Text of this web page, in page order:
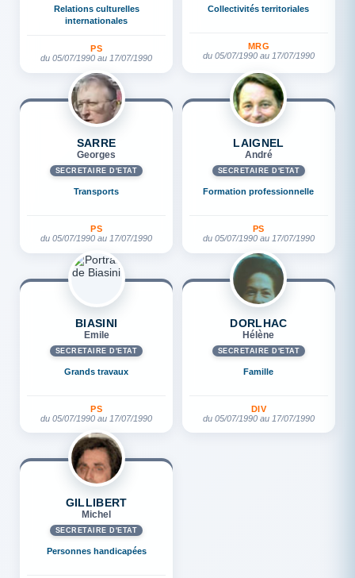
Relations culturelles
internationales
PS
du 05/07/1990 au 17/07/1990
Collectivités territoriales
MRG
du 05/07/1990 au 17/07/1990
SARRE
Georges
SECRÉTAIRE D'ETAT
Transports
PS
du 05/07/1990 au 17/07/1990
LAIGNEL
André
SECRÉTAIRE D'ETAT
Formation professionnelle
PS
du 05/07/1990 au 17/07/1990
BIASINI
Emile
SECRÉTAIRE D'ETAT
Grands travaux
PS
du 05/07/1990 au 17/07/1990
DORLHAC
Hélène
SECRÉTAIRE D'ETAT
Famille
DIV
du 05/07/1990 au 17/07/1990
GILLIBERT
Michel
SECRÉTAIRE D'ETAT
Personnes handicapées